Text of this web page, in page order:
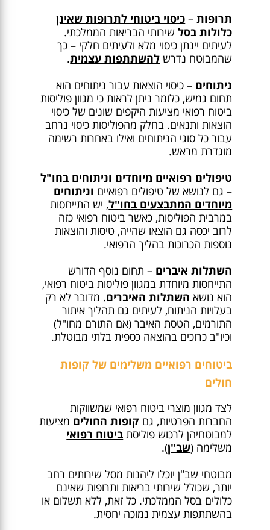
תרופות– כיסוי ביטוחי לתרופות שאינן
כלולות בסלשירותי הבריאות הממלכתי.
לעיתים יינתן כיסוי מלא ולעיתים חלקי – כך
שהמבוטח נדרש להשתתפות עצמית.
ניתוחים – כיסוי הוצאות עבור ניתוחים הוא
תחום גמיש, כלומר ניתן לראות כי מגוון פוליסות
ביטוח רפואי מציעות היקפים שונים של כיסוי
הוצאות ותנאים. בחלק מהפוליסות כיסוי נרחב
עבור כל סוגי הניתוחים ואילו באחרות רשימה
מוגדרת מראש.
טיפולים רפואיים מיוחדים וניתוחים בחו"ל
– גם לנושא של טיפולים רפואיים וניתוחים
מיוחדים המתבצעים בחו"ל, יש התייחסות
במרבית הפוליסות, כאשר ביטוח רפואי כזה
לרוב יכסה גם הוצאו שהייה, טיסות והוצאות
נוספות הכרוכות בהליך הרפואי.
השתלות איברים – תחום נוסף הדורש
התייחסות מיוחדת במגוון פוליסות ביטוח רפואי,
הוא נושא השתלות האיברים. מדובר לא רק
בעלויות הניתוח, לעיתים גם תהליך איתור
התורמים, הטסת האיבר (אם התורם מחו"ל)
וכיו"ב כרוכים בהוצאה כספית בלתי מבוטלת.
ביטוחים רפואיים משלימים של קופות
חולים
לצד מגוון מוצרי ביטוח רפואי שמשווקות
החברות הפרטיות, גם קופות החולים מציעות
למבוטחיהן לרכוש פוליסת ביטוח רפואי
משלימה (שב"ן).
מבוטחי שב"ן יוכלו ליהנות מסל שירותים רחב
יותר, שכולל שירותי בריאות ותרופות שאינם
כלולים בסל הממלכתי. כל זאת, ללא תשלום או
בהשתתפות עצמית נמוכה יחסית.